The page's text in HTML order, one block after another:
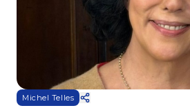
Michel Telles